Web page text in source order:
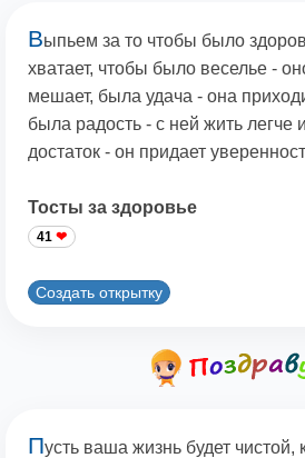
Выпьем за то чтобы было
хватает, чтобы было веселье -
мешает, была удача - она
была радость - с ней жить легче
достаток - он придает
Тосты за здоровье
41
Создать открытку
Пусть ваша жизнь будет чистой,